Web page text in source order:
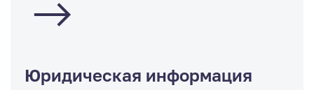
Юридическая информация